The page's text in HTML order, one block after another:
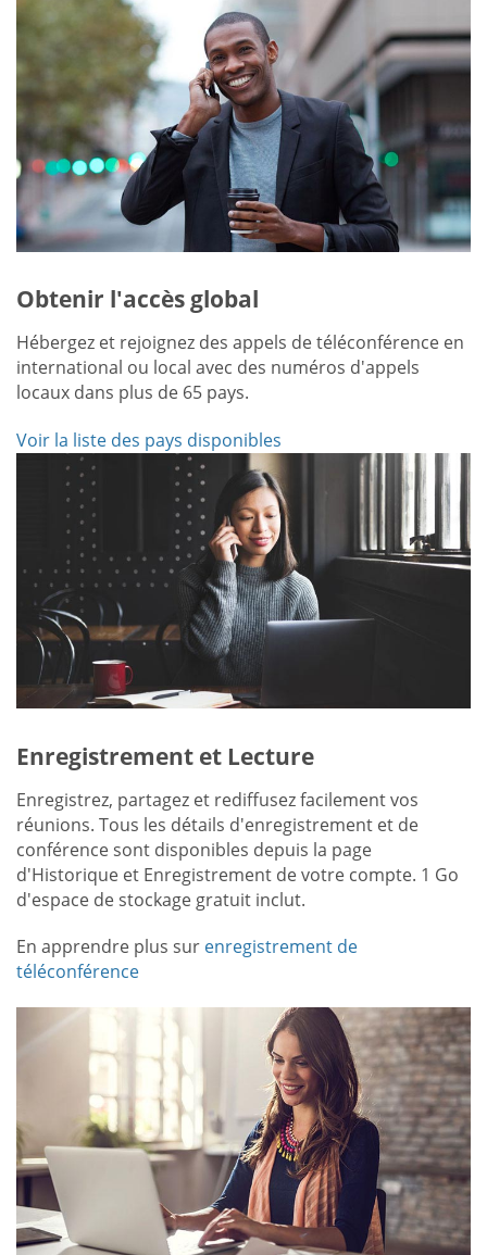
Obtenir l'accès global
Hébergez et rejoignez des appels de téléconférence en
international ou local avec des numéros d'appels
locaux dans plus de 65 pays.
Voir la liste des pays disponibles
Enregistrement et Lecture
Enregistrez, partagez et rediffusez facilement vos
réunions. Tous les détails d'enregistrement et de
conférence sont disponibles depuis la page
d'Historique et Enregistrement de votre compte. 1 Go
d'espace de stockage gratuit inclut.
En apprendre plus sur enregistrement de
téléconférence